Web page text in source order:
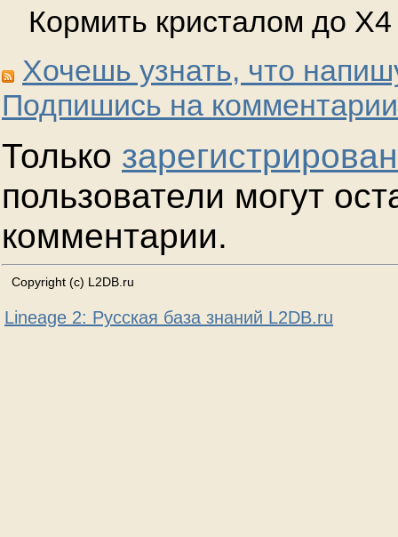
Кормить кристалом до Х4
Хочешь узнать, что
Подпишись на
Только
пользователи могут
комментарии.
Copyright (c) L2DB.ru
Lineage 2: Русская база знаний L2DB.ru